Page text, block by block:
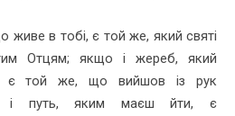
в тобі, є той же, який святі
Отцям; якщо і жереб, який
є той же, що вийшов із рук
і путь, яким маєш йти, є